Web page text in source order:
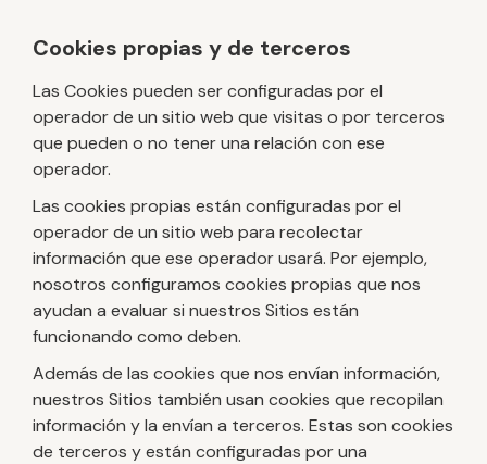
Cookies propias y de terceros
Las Cookies pueden ser configuradas por el
operador de un sitio web que visitas o por terceros
que pueden o no tener una relación con ese
operador.
Las cookies propias están configuradas por el
operador de un sitio web para recolectar
información que ese operador usará. Por ejemplo,
nosotros configuramos cookies propias que nos
ayudan a evaluar si nuestros Sitios están
funcionando como deben.
Además de las cookies que nos envían información,
nuestros Sitios también usan cookies que recopilan
información y la envían a terceros. Estas son cookies
de terceros y están configuradas por una